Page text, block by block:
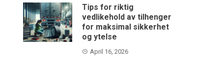
Tips for riktig
vedlikehold av tilhenger
for maksimal sikkerhet
og ytelse
April 16, 2026